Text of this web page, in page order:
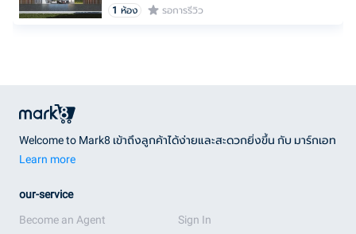
1 ห้อง รอการรีวิว
Welcome to Mark8 เข้าถึงลูกค้าได้ง่ายและสะดวกยิ่งขึ้น กับ มาร์กเอท
Learn more
our-service
Become an Agent
Sign In